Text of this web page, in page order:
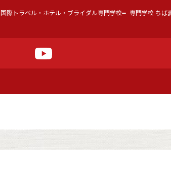
国際トラベル・ホテル・ブライダル専門学校 専門学校 ちば